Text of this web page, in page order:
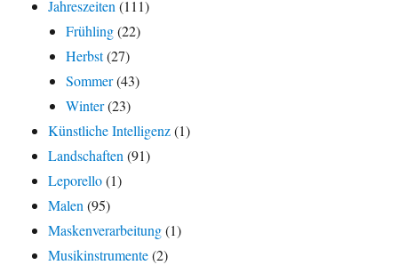
Jahreszeiten (111)
Frühling(22)
Herbst(27)
Sommer(43)
Winter(23)
Künstliche Intelligenz(1)
Landschaften (91)
Leporello(1)
Malen (95)
Maskenverarbeitung(1)
Musikinstrumente(2)